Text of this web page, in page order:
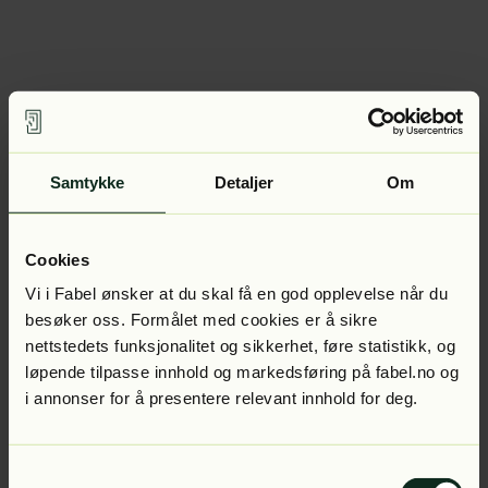
Samtykke Detaljer Om
Cookies
Vi i Fabel ønsker at du skal få en god opplevelse når du
besøker oss. Formålet med cookies er å sikre
nettstedets funksjonalitet og sikkerhet, føre statistikk, og
løpende tilpasse innhold og markedsføring på fabel.no og
i annonser for å presentere relevant innhold for deg.